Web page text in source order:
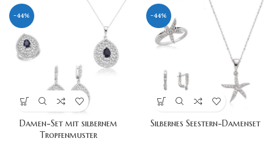
-44%
Damen-Set mit silbernem
Tropfenmuster
-44%
Silbernes Seestern-Damenset